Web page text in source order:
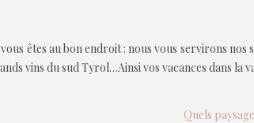
êtes au bon endroit : nous vous servirons
vins du sud Tyrol…Ainsi vos vacances dans la
Quels